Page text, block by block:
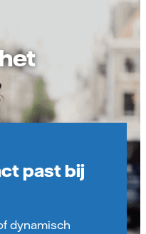
past bij
dynamisch